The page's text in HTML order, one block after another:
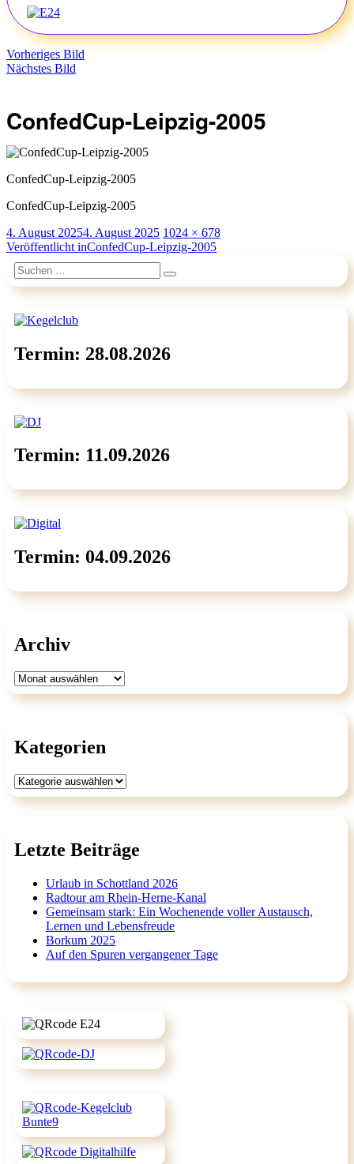
Vorheriges Bild
Nächstes Bild
ConfedCup-Leipzig-2005
ConfedCup-Leipzig-2005
ConfedCup-Leipzig-2005
Veröffentlicht
am
4. August 20254. August 2025 Originalgröße
1024 × 678
Beitragsnavigation
Veröffentlicht inConfedCup-Leipzig-2005
Suchen
nach:
Suchen
Termin: 28.08.2026
Termin: 11.09.2026
Termin: 04.09.2026
Archiv
Archiv
Kategorien
Kategorien
Letzte Beiträge
Urlaub in Schottland 2026
Radtour am Rhein-Herne-Kanal
Gemeinsam stark: Ein Wochenende voller Austausch,
Lernen und Lebensfreude
Borkum 2025
Auf den Spuren vergangener Tage